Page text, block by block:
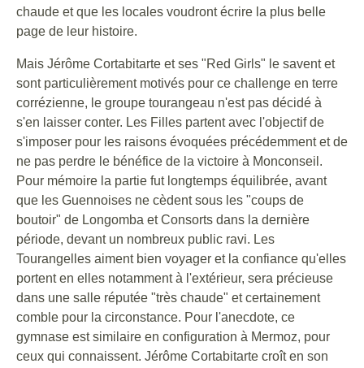
chaude et que les locales voudront écrire la plus belle
page de leur histoire.
Mais Jérôme Cortabitarte et ses "Red Girls" le savent et
sont particulièrement motivés pour ce challenge en terre
corrézienne, le groupe tourangeau n'est pas décidé à
s'en laisser conter. Les Filles partent avec l'objectif de
s'imposer pour les raisons évoquées précédemment et de
ne pas perdre le bénéfice de la victoire à Monconseil.
Pour mémoire la partie fut longtemps équilibrée, avant
que les Guennoises ne cèdent sous les "coups de
boutoir" de Longomba et Consorts dans la dernière
période, devant un nombreux public ravi. Les
Tourangelles aiment bien voyager et la confiance qu'elles
portent en elles notamment à l'extérieur, sera précieuse
dans une salle réputée "très chaude" et certainement
comble pour la circonstance. Pour l'anecdote, ce
gymnase est similaire en configuration à Mermoz, pour
ceux qui connaissent. Jérôme Cortabitarte croît en son